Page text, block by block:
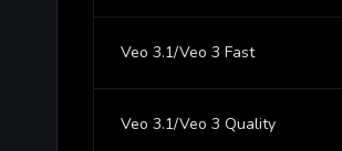
Veo 3.1/Veo 3 Fast
Veo 3.1/Veo 3 Quality